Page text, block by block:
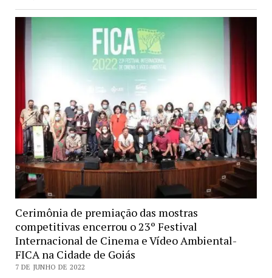
Cerimônia de premiação das mostras
competitivas encerrou o 23º Festival
Internacional de Cinema e Vídeo Ambiental-
FICA na Cidade de Goiás
7 DE JUNHO DE 2022